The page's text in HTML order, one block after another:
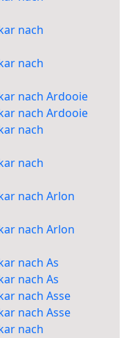
nach
nach
nach Ardooie
nach Ardooie
nach
nach
nach Arlon
nach Arlon
nach As
nach As
nach Asse
nach Asse
nach